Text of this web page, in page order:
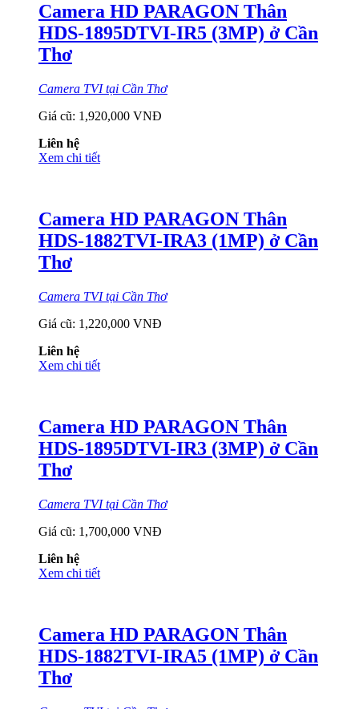
Camera HD PARAGON Thân
HDS-1895DTVI-IR5 (3MP) ở Cần
Thơ
Camera TVI tại Cần Thơ
Giá cũ: 1,920,000 VNĐ
Liên hệ
Xem chi tiết
Camera HD PARAGON Thân
HDS-1882TVI-IRA3 (1MP) ở Cần
Thơ
Camera TVI tại Cần Thơ
Giá cũ: 1,220,000 VNĐ
Liên hệ
Xem chi tiết
Camera HD PARAGON Thân
HDS-1895DTVI-IR3 (3MP) ở Cần
Thơ
Camera TVI tại Cần Thơ
Giá cũ: 1,700,000 VNĐ
Liên hệ
Xem chi tiết
Camera HD PARAGON Thân
HDS-1882TVI-IRA5 (1MP) ở Cần
Thơ